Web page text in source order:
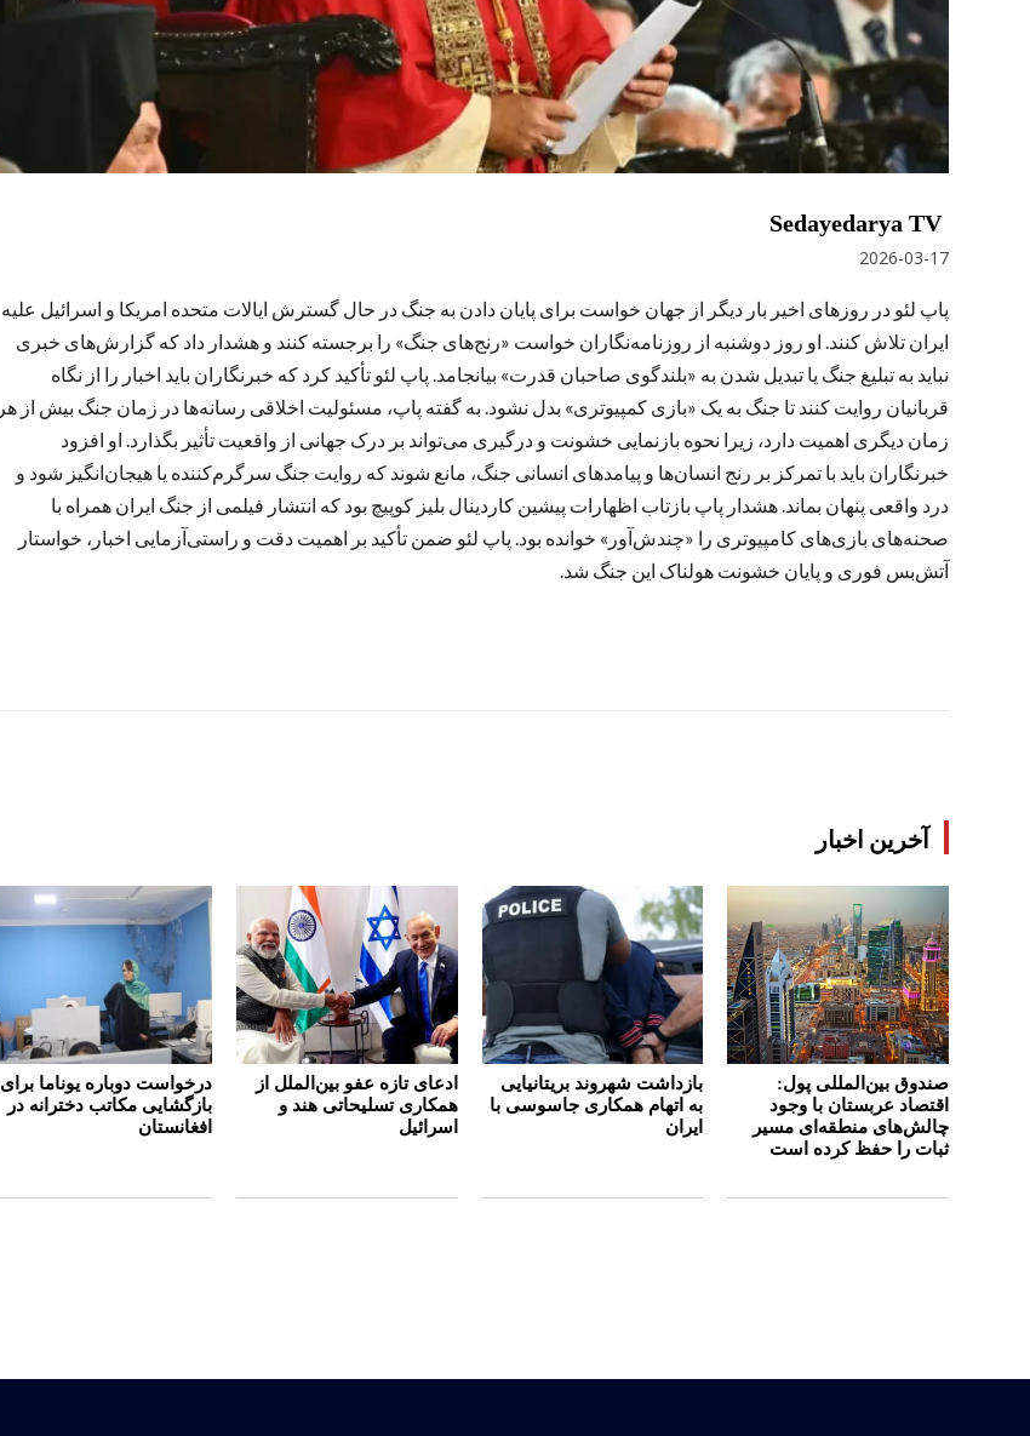
Sedayedarya TV
2026-03-17
پاپ لئو در روزهای اخیر بار دیگر از جهان خواست برای پایان دادن به جنگ در حال گسترش ایالات متحده امریکا و اسرائیل علیه
ایران تلاش کنند. او روز دوشنبه از روزنامه‌نگاران خواست «رنج‌های جنگ» را برجسته کنند و هشدار داد که گزارش‌های خبری
نباید به تبلیغ جنگ یا تبدیل شدن به «بلندگوی صاحبان قدرت» بیانجامد. پاپ لئو تأکید کرد که خبرنگاران باید اخبار را از نگاه
قربانیان روایت کنند تا جنگ به یک «بازی کمپیوتری» بدل نشود. به گفته پاپ، مسئولیت اخلاقی رسانه‌ها در زمان جنگ بیش از هر
زمان دیگری اهمیت دارد، زیرا نحوه بازنمایی خشونت و درگیری می‌تواند بر درک جهانی از واقعیت تأثیر بگذارد. او افزود
خبرنگاران باید با تمرکز بر رنج انسان‌ها و پیامدهای انسانی جنگ، مانع شوند که روایت جنگ سرگرم‌کننده یا هیجان‌انگیز شود و
درد واقعی پنهان بماند. هشدار پاپ بازتاب اظهارات پیشین کاردینال بلیز کوپیچ بود که انتشار فیلمی از جنگ ایران همراه با
صحنه‌های بازی‌های کامپیوتری را «چندش‌آور» خوانده بود. پاپ لئو ضمن تأکید بر اهمیت دقت و راستی‌آزمایی اخبار، خواستار
آتش‌بس فوری و پایان خشونت هولناک این جنگ شد.
آخرین اخبار
صندوق بین‌المللی پول:
اقتصاد عربستان با وجود
چالش‌های منطقه‌ای مسیر
ثبات را حفظ کرده است
بازداشت شهروند بریتانیایی
به اتهام همکاری جاسوسی با
ایران
ادعای تازه عفو بین‌الملل از
همکاری تسلیحاتی هند و
اسرائیل
درخواست دوباره یوناما برای
بازگشایی مکاتب دخترانه در
افغانستان